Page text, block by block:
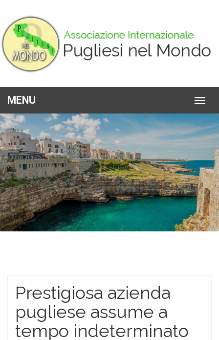
Prestigiosa azienda
pugliese assume a
tempo indeterminato